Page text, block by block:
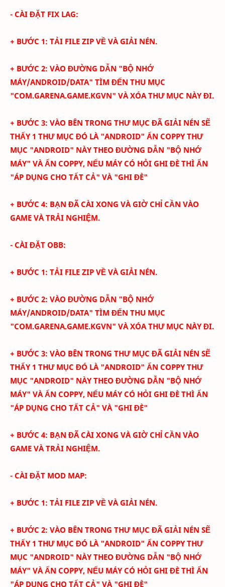
- CÀI ĐẶT FIX LAG:
+ BƯỚC 1: TẢI FILE ZIP VỀ VÀ GIẢI NÉN.
+ BƯỚC 2: VÀO ĐƯỜNG DẪN "BỘ NHỚ
MÁY/ANDROID/DATA" TÌM ĐẾN THU MỤC
"COM.GARENA.GAME.KGVN" VÀ XÓA THƯ MỤC NÀY ĐI.
+ BƯỚC 3: VÀO BÊN TRONG THƯ MỤC ĐÃ GIẢI NÉN SẼ
THẤY 1 THƯ MỤC ĐÓ LÀ "ANDROID" ẤN COPPY THƯ
MỤC "ANDROID" NÀY THEO ĐƯỜNG DẪN "BỘ NHỚ
MÁY" VÀ ẤN COPPY, NẾU MÁY CÓ HỎI GHI ĐÈ THÌ ẤN
"ÁP DỤNG CHO TẤT CẢ" VÀ "GHI ĐÈ"
+ BƯỚC 4: BẠN ĐÃ CÀI XONG VÀ GIỜ CHỈ CẦN VÀO
GAME VÀ TRẢI NGHIỆM.
- CÀI ĐẶT OBB:
+ BƯỚC 1: TẢI FILE ZIP VỀ VÀ GIẢI NÉN.
+ BƯỚC 2: VÀO ĐƯỜNG DẪN "BỘ NHỚ
MÁY/ANDROID/DATA" TÌM ĐẾN THU MỤC
"COM.GARENA.GAME.KGVN" VÀ XÓA THƯ MỤC NÀY ĐI.
+ BƯỚC 3: VÀO BÊN TRONG THƯ MỤC ĐÃ GIẢI NÉN SẼ
THẤY 1 THƯ MỤC ĐÓ LÀ "ANDROID" ẤN COPPY THƯ
MỤC "ANDROID" NÀY THEO ĐƯỜNG DẪN "BỘ NHỚ
MÁY" VÀ ẤN COPPY, NẾU MÁY CÓ HỎI GHI ĐÈ THÌ ẤN
"ÁP DỤNG CHO TẤT CẢ" VÀ "GHI ĐÈ"
+ BƯỚC 4: BẠN ĐÃ CÀI XONG VÀ GIỜ CHỈ CẦN VÀO
GAME VÀ TRẢI NGHIỆM.
- CÀI ĐẶT MOD MAP:
+ BƯỚC 1: TẢI FILE ZIP VỀ VÀ GIẢI NÉN.
+ BƯỚC 2: VÀO BÊN TRONG THƯ MỤC ĐÃ GIẢI NÉN SẼ
THẤY 1 THƯ MỤC ĐÓ LÀ "ANDROID" ẤN COPPY THƯ
MỤC "ANDROID" NÀY THEO ĐƯỜNG DẪN "BỘ NHỚ
MÁY" VÀ ẤN COPPY, NẾU MÁY CÓ HỎI GHI ĐÈ THÌ ẤN
"ÁP DỤNG CHO TẤT CẢ" VÀ "GHI ĐÈ"